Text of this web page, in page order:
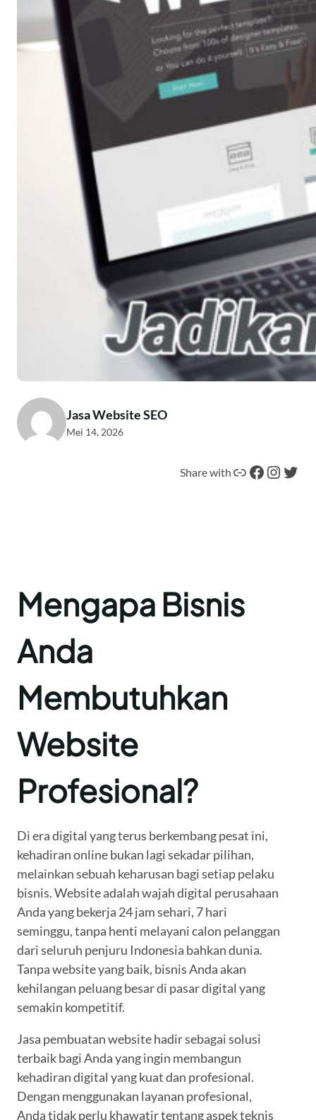
Jasa Website SEO
Mei 14, 2026
Share with Tautan Facebook Instagram Twitter
Mengapa Bisnis
Anda
Membutuhkan
Website
Profesional?
Di era digital yang terus berkembang pesat ini,
kehadiran online bukan lagi sekadar pilihan,
melainkan sebuah keharusan bagi setiap pelaku
bisnis. Website adalah wajah digital perusahaan
Anda yang bekerja 24 jam sehari, 7 hari
seminggu, tanpa henti melayani calon pelanggan
dari seluruh penjuru Indonesia bahkan dunia.
Tanpa website yang baik, bisnis Anda akan
kehilangan peluang besar di pasar digital yang
semakin kompetitif.
Jasa pembuatan website hadir sebagai solusi
terbaik bagi Anda yang ingin membangun
kehadiran digital yang kuat dan profesional.
Dengan menggunakan layanan profesional,
Anda tidak perlu khawatir tentang aspek teknis